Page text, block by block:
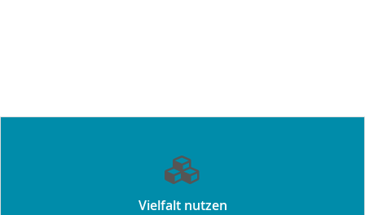
Vielfalt nutzen